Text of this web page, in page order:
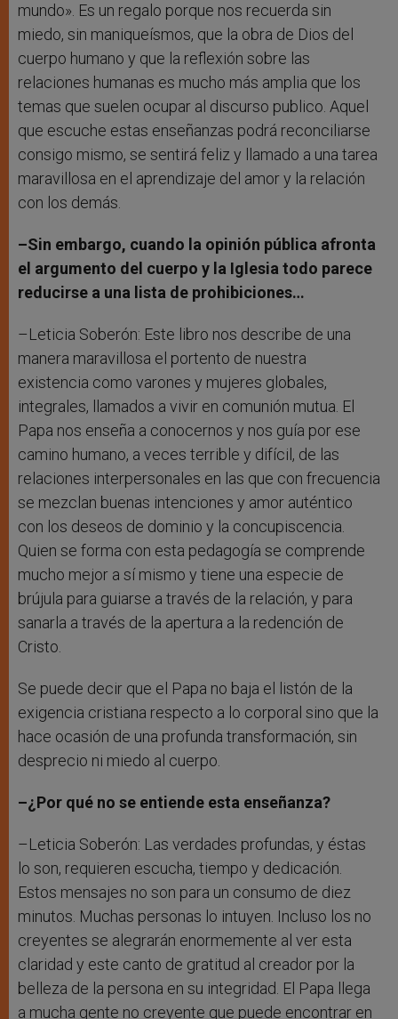
mundo». Es un regalo porque nos recuerda sin
miedo, sin maniqueísmos, que la obra de Dios del
cuerpo humano y que la reflexión sobre las
relaciones humanas es mucho más amplia que los
temas que suelen ocupar al discurso publico. Aquel
que escuche estas enseñanzas podrá reconciliarse
consigo mismo, se sentirá feliz y llamado a una tarea
maravillosa en el aprendizaje del amor y la relación
con los demás.
–Sin embargo, cuando la opinión pública afronta
el argumento del cuerpo y la Iglesia todo parece
reducirse a una lista de prohibiciones…
–Leticia Soberón: Este libro nos describe de una
manera maravillosa el portento de nuestra
existencia como varones y mujeres globales,
integrales, llamados a vivir en comunión mutua. El
Papa nos enseña a conocernos y nos guía por ese
camino humano, a veces terrible y difícil, de las
relaciones interpersonales en las que con frecuencia
se mezclan buenas intenciones y amor auténtico
con los deseos de dominio y la concupiscencia.
Quien se forma con esta pedagogía se comprende
mucho mejor a sí mismo y tiene una especie de
brújula para guiarse a través de la relación, y para
sanarla a través de la apertura a la redención de
Cristo.
Se puede decir que el Papa no baja el listón de la
exigencia cristiana respecto a lo corporal sino que la
hace ocasión de una profunda transformación, sin
desprecio ni miedo al cuerpo.
–¿Por qué no se entiende esta enseñanza?
–Leticia Soberón: Las verdades profundas, y éstas
lo son, requieren escucha, tiempo y dedicación.
Estos mensajes no son para un consumo de diez
minutos. Muchas personas lo intuyen. Incluso los no
creyentes se alegrarán enormemente al ver esta
claridad y este canto de gratitud al creador por la
belleza de la persona en su integridad. El Papa llega
a mucha gente no creyente que puede encontrar en